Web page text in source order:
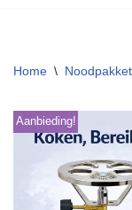
Home \
Aanbieding!